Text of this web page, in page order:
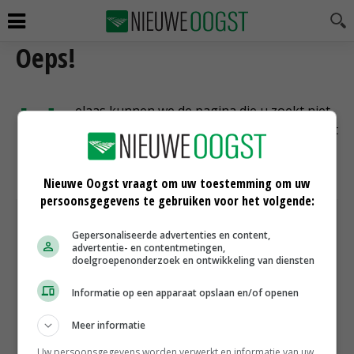
Oeps!
H
elaas kunnen we de pagina die u zoekt niet
vinden. Dit kan komen doordat de pagina niet
meer bestaat, of doordat een typefout is
Nieuwe Oogst vraagt om uw toestemming om uw
persoonsgegevens te gebruiken voor het volgende:
Gepersonaliseerde advertenties en content,
advertentie- en contentmetingen,
doelgroepenonderzoek en ontwikkeling van diensten
Informatie op een apparaat opslaan en/of openen
Meer informatie